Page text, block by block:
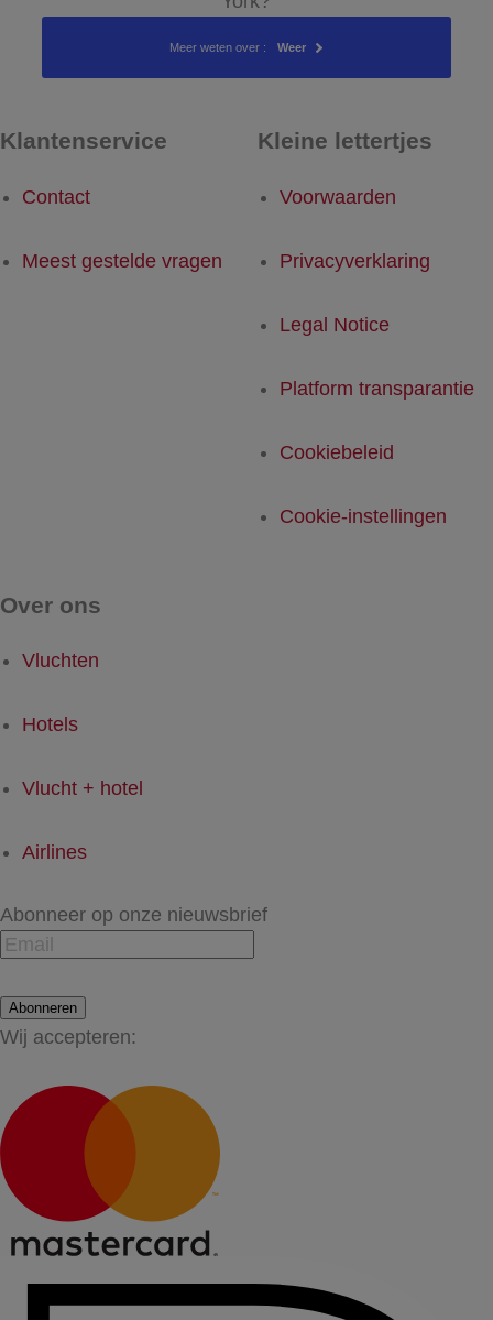
Meer weten over : Weer
Klantenservice
Contact
Meest gestelde vragen
Kleine lettertjes
Voorwaarden
Privacyverklaring
Legal Notice
Platform transparantie
Cookiebeleid
Cookie-instellingen
Over ons
Vluchten
Hotels
Vlucht + hotel
Airlines
Abonneer op onze nieuwsbrief
Abonneren
Wij accepteren: